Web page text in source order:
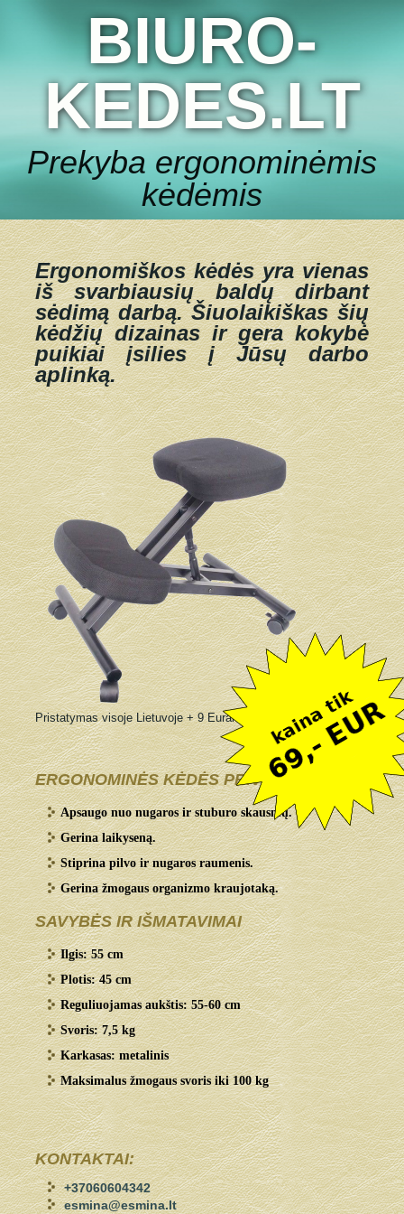
BIURO-
KEDES.LT
Prekyba ergonominėmis
kėdėmis
Ergonomiškos kėdės yra vienas
iš svarbiausių baldų dirbant
sėdimą darbą.Šiuolaikiškas šių
kėdžių dizainas ir gera kokybė
puikiai įsilies į Jūsų darbo
aplinką.
Pristatymas visoje Lietuvoje + 9 Eurai
ERGONOMINĖS KĖDĖS PRIVALUMAI:
Apsaugo nuo nugaros ir stuburo skausmų.
Gerina laikyseną.
Stiprina pilvo ir nugaros raumenis.
Gerina žmogaus organizmo kraujotaką.
SAVYBĖS IR IŠMATAVIMAI
Ilgis: 55 cm
Plotis: 45 cm
Reguliuojamas aukštis: 55-60 cm
Svoris: 7,5 kg
Karkasas: metalinis
Maksimalus žmogaus svoris iki 100 kg
KONTAKTAI:
+37060604342
esmina@esmina.lt